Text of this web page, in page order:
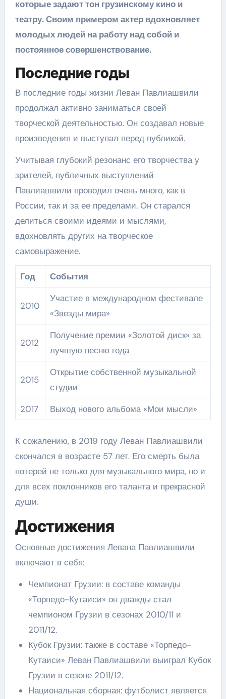
которые задают тон грузинскому кино и
театру. Своим примером актер вдохновляет
молодых людей на работу над собой и
постоянное совершенствование.
Последние годы
В последние годы жизни Леван Павлиашвили
продолжал активно заниматься своей
творческой деятельностью. Он создавал новые
произведения и выступал перед публикой.
Учитывая глубокий резонанс его творчества у
зрителей, публичных выступлений
Павлиашвили проводил очень много, как в
России, так и за ее пределами. Он старался
делиться своими идеями и мыслями,
вдохновлять других на творческое
самовыражение.
Год События
2010
Участие в международном фестивале
«Звезды мира»
2012
Получение премии «Золотой диск» за
лучшую песню года
2015
Открытие собственной музыкальной
студии
2017
Выход нового альбома «Мои мысли»
К сожалению, в 2019 году Леван Павлиашвили
скончался в возрасте 57 лет. Его смерть была
потерей не только для музыкального мира, но и
для всех поклонников его таланта и прекрасной
души.
Достижения
Основные достижения Левана Павлиашвили
включают в себя:
Чемпионат Грузии: в составе команды
«Торпедо-Кутаиси» он дважды стал
чемпионом Грузии в сезонах 2010/11 и
2011/12.
Кубок Грузии: также в составе «Торпедо-
Кутаиси» Леван Павлиашвили выиграл Кубок
Грузии в сезоне 2011/12.
Национальная сборная: футболист является